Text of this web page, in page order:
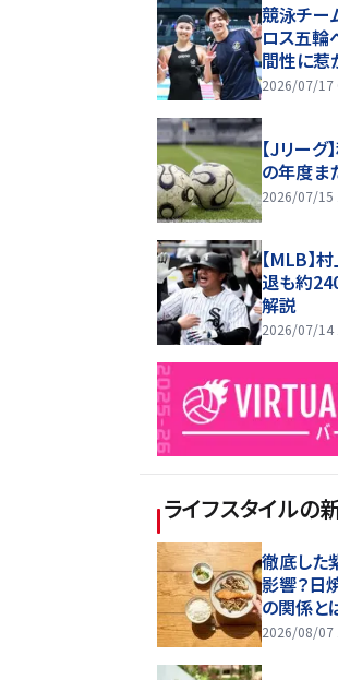
競泳チー
ロス五輪
間性に惹
2026/07/17
【Jリー
の年度ま
2026/07/15
【MLB】
退も約
解説
2026/07/14
ライフスタイルの
徹底した
影響？日
の関係と
2026/08/07